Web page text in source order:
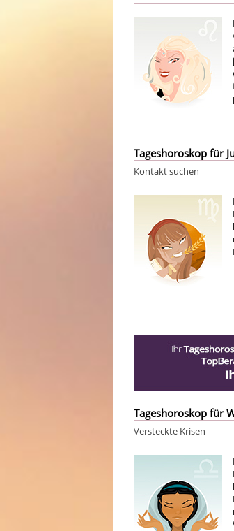
Tageshoroskop für
Kontakt suchen
Tageshoroskop für
Versteckte Krisen